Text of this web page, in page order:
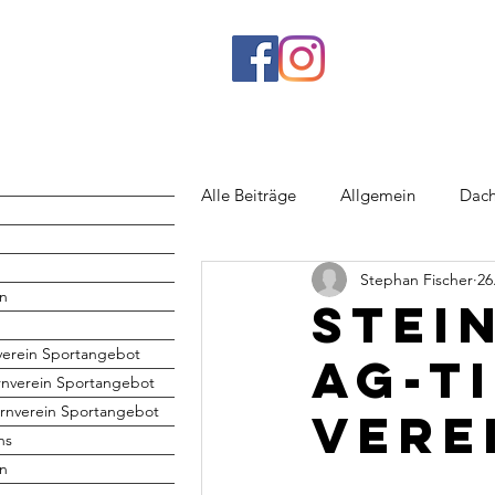
Alle Beiträge Allgemein
Jugend
AG-
Stephan Fischer
Sportangebot
Sportangebot
Sportangebot